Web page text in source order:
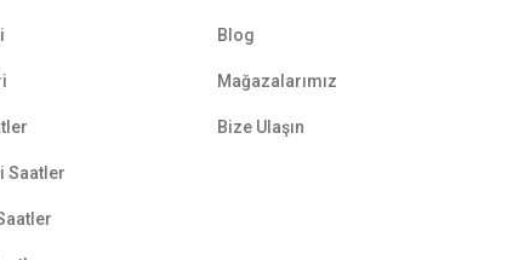
Saatler
Blog
Mağazalarımız
Bize Ulaşın